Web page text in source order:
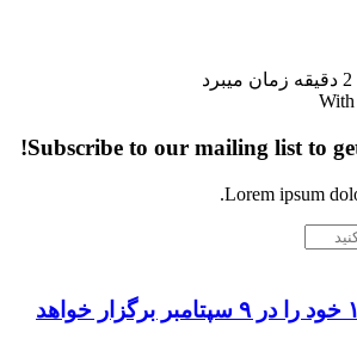
With
Subscribe to our mailing list to
Lorem ipsum
اپل رویداد آیفون ۱۷ خود را در ۹ سپتامبر برگزار خواهد